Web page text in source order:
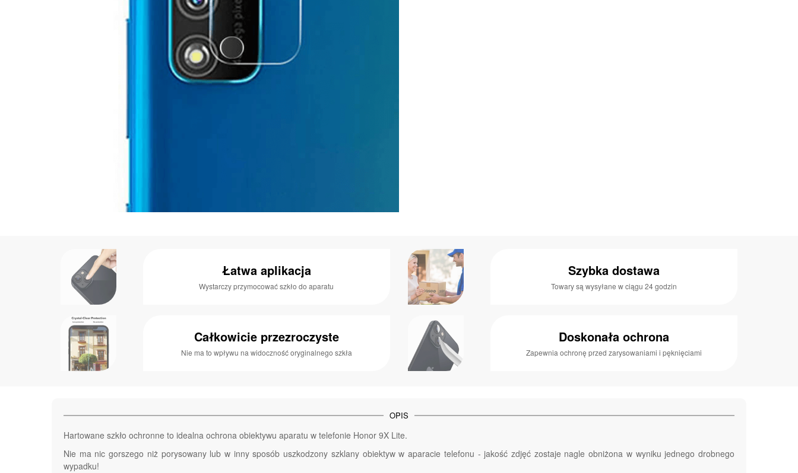
Łatwa aplikacja
Wystarczy przymocować szkło do aparatu
Szybka dostawa
Towary są wysyłane w ciągu 24 godzin
Całkowicie przezroczyste
Nie ma to wpływu na widoczność oryginalnego szkła
Doskonała ochrona
Zapewnia ochronę przed zarysowaniami i pęknięciami
OPIS
Hartowane szkło ochronne to idealna ochrona obiektywu aparatu w telefonie Honor 9X Lite.
Nie ma nic gorszego niż porysowany lub w inny sposób uszkodzony szklany obiektyw w aparacie telefonu - jakość zdjęć zostaje nagle obniżona w wyniku jednego drobnego
wypadku!